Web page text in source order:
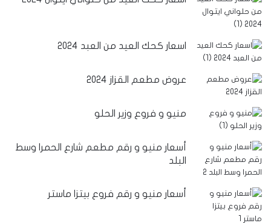
اسعار كحك العيد من العبد 2024
عروض مطعم القزاز 2024
منيو و فروع وزير الحلو
أسعار منيو و رقم مطعم شارع الحمرا وسط
البلد
أسعار منيو و رقم فروع بيتزا ماستر